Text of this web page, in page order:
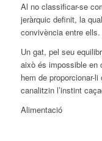
Al no classificar-se
jeràrquic definit, la
convivència entre ells.
Un gat, pel seu
això és impossible en
hem de proporcionar-
canalitzin l’instint
Alimentació